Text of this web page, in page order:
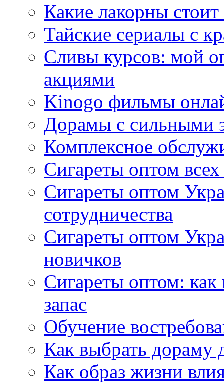
Какие лакорны
Тайские сериалы с
Сливы курсов: мой
акциями
Kinogo фильмы
Дорамы с сильными
Комплексное
Сигареты оптом
Сигареты оптом
сотрудничества
Сигареты оптом
новичков
Сигареты оптом:
запас
Обучение
Как выбрать дораму
Как образ жизни